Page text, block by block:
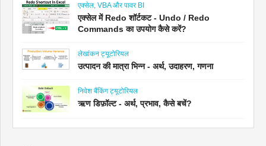
एक्सेल, VBA और पावर BI
एक्सेल में Redo शॉर्टकट - Undo / Redo
Commands का उपयोग कैसे करें?
लेखांकन ट्यूटोरियल
उत्पादन की मात्रा भिन्न - अर्थ, उदाहरण, गणना
निवेश बैंकिंग ट्यूटोरियल
ऋण डिफ़ॉल्ट - अर्थ, प्रभाव, कैसे बचें?